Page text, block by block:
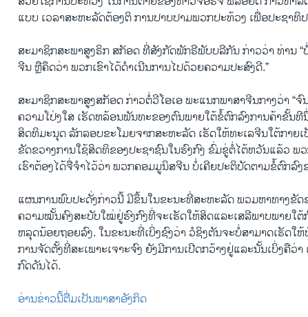
ແບບ ເວລາສະຫະລັດຕ້ອງຕິ ການປາບປາມພວກປະທ້ວງ ເພື່ອປະຊາທິ
ສະມາຊິກສະພາສູງຣິກ ສກັອດ ທີ່ສັງກັດພັກຣີພັບບລີກັນ ກ່າວວ່າ ທ່ານ
ຈີນ ຫຼືຄຶດວ່າ ພວກເຂົາໄດ້ດຳເນີນການໄປດ້ວຍຄວາມປະສົງດີ.”
ສະມາຊິກສະພາສູງສກັອດ ກ່າວຕໍ່ວີໂອເອ ພະແນກພາສາຈີນກາງວ່າ
ຄວາມໂປ່ງໃສ ເຮັດຫລ້ອນພັນທະຂອງຕົນພາຍໃຕ້ຂໍ້ຕົກລົງການຄ້າຂັ້ນທີ
ສິດທິມະນຸດ ລັກລອບຂະໂມຍຈາກສະຫະລັດ ເຮັດໃຫ້ທະເລຈີນໃຕ້ກາຍ
ຂັດຂວາງການໃຊ້ສິດທິຂອງປະຊາຊົນໃນຮົງກົງ ຂົ່ມຂູ່ຕໍ່ໄຕ້ຫວັນແລ້ວ ພ
ເຮົາຕ້ອງໄດ້ຈື່ຈຳໄວ້ວ່າ ພວກຄອມມູນິສຈີນ ບໍ່ເຄີຍປະຕິບັດຕາມຂໍ້ຕົກລົງ
ແຜນການພົບປະດັ່ງກ່າວນີ້ ມີຂຶ້ນໃນຂະນະທີ່ສະຫະລັດ ພວມຫາທາງຂັ
ຄວາມໝັ້ນຄົງສະບັບໃໝ່ຢູ່ຮົງກົງທີ່ຈະເຮັດໃຫ້ສິດແລະເສລີພາບພາຍໃ
ຫລຸດນ້ອຍຖອຍລົງ. ໃນຂະນະທີ່ເບິ່ງຊົງວ່າ ວໍຊິງຕັນຈະບໍ່ສາມາດເຮັດໃ
ການຈັດຕັ້ງທີ່ສະເພາະເຈາະຈົງ ຍັງມີການເປີດກວ້າງຢູ່ແລະນັ້ນເບິ່ງຄື
ກົດດັນໄດ້.
ອ່ານຂ່າວນີ້ຕື່ມເປັນພາສາອັງກິດ